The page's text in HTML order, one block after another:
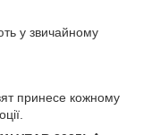
у звичайному
принесе кожному